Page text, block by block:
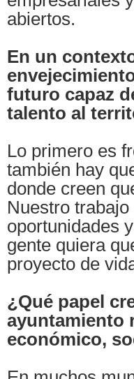
abiertos.
En un
futuro capaz
talento al
Lo primero es
también hay
donde creen
Nuestro
oportunidades
gente quiera
proyecto de
¿Qué papel
ayuntamiento
económico,